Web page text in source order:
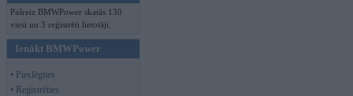
Pašreiz BMWPower skatās 130
viesi un 3 reģistrēti lietotāji.
Ienākt BMWPower
• Pieslēgties
• Reģistrēties